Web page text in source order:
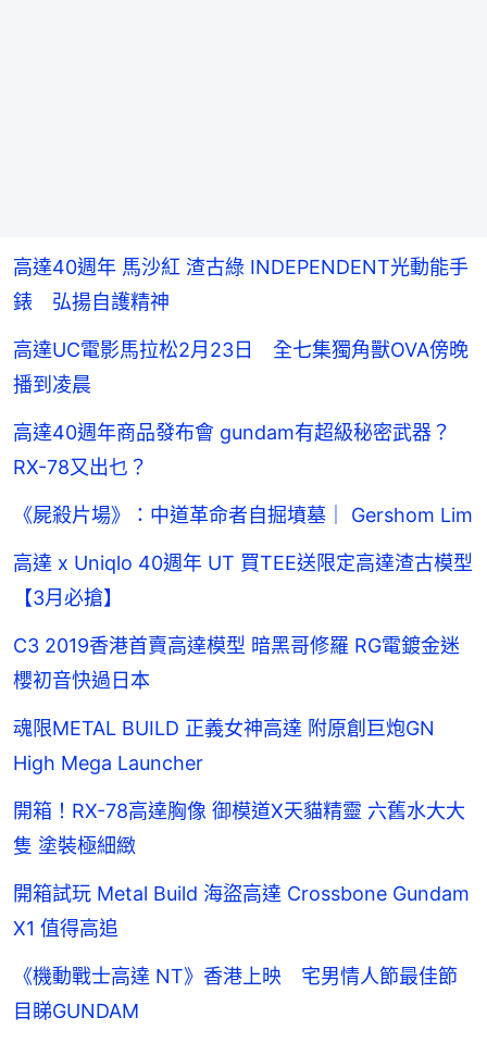
高達40週年 馬沙紅 渣古綠 INDEPENDENT光動能手
錶 弘揚自護精神
高達UC電影馬拉松2月23日 全七集獨角獸OVA傍晚
播到凌晨
高達40週年商品發布會 gundam有超級秘密武器？
RX-78又出乜？
《屍殺片場》：中道革命者自掘墳墓｜ Gershom Lim
高達 x Uniqlo 40週年 UT 買TEE送限定高達渣古模型
【3月必搶】
C3 2019香港首賣高達模型 暗黑哥修羅 RG電鍍金迷
櫻初音快過日本
魂限METAL BUILD 正義女神高達 附原創巨炮GN
High Mega Launcher
開箱！RX-78高達胸像 御模道X天貓精靈 六舊水大大
隻 塗裝極細緻
開箱試玩 Metal Build 海盜高達 Crossbone Gundam
X1 值得高追
《機動戰士高達 NT》香港上映 宅男情人節最佳節
目睇GUNDAM